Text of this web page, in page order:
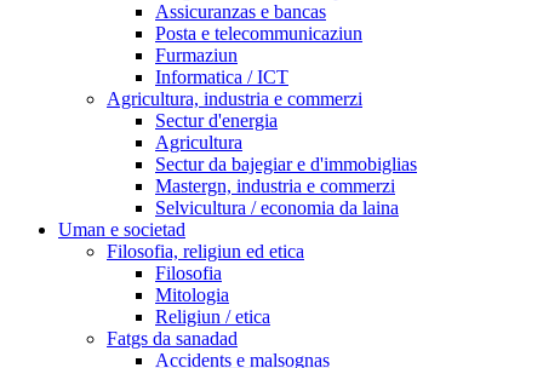
Assicuranzas e bancas
Posta e telecommunicaziun
Furmaziun
Informatica / ICT
Agricultura, industria e commerzi
Sectur d'energia
Agricultura
Sectur da bajegiar e d'immobiglias
Mastergn, industria e commerzi
Selvicultura / economia da laina
Uman e societad
Filosofia, religiun ed etica
Filosofia
Mitologia
Religiun / etica
Fatgs da sanadad
Accidents e malsognas